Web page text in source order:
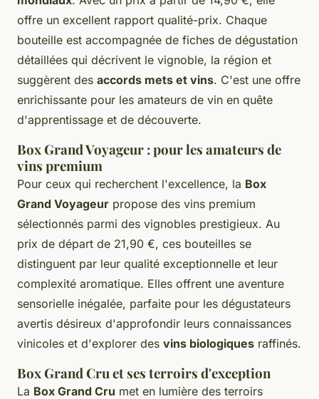
offre un excellent rapport qualité-prix. Chaque
bouteille est accompagnée de fiches de dégustation
détaillées qui décrivent le vignoble, la région et
suggèrent des accords mets et vins. C'est une offre
enrichissante pour les amateurs de vin en quête
d'apprentissage et de découverte.
Box Grand Voyageur : pour les amateurs de
vins premium
Pour ceux qui recherchent l'excellence, la Box
Grand Voyageur propose des vins premium
sélectionnés parmi des vignobles prestigieux. Au
prix de départ de 21,90 €, ces bouteilles se
distinguent par leur qualité exceptionnelle et leur
complexité aromatique. Elles offrent une aventure
sensorielle inégalée, parfaite pour les dégustateurs
avertis désireux d'approfondir leurs connaissances
vinicoles et d'explorer des vins biologiques raffinés.
Box Grand Cru et ses terroirs d'exception
La Box Grand Cru met en lumière des terroirs